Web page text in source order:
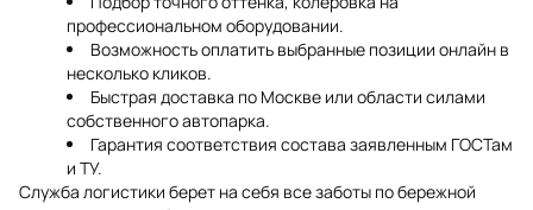
профессиональном оборудовании.
Возможность оплатить выбранные позиции онлайн в
несколько кликов.
Быстрая доставка по Москве или области силами
собственного автопарка.
Гарантия соответствия состава заявленным ГОСТам
и ТУ.
Служба логистики берет на себя все заботы по бережной